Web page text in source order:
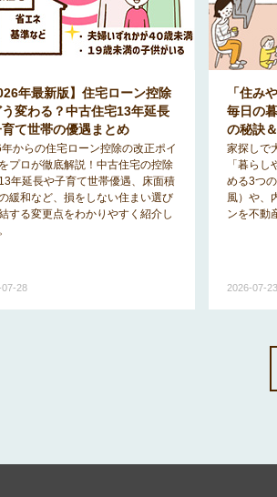
年最新版】住宅ローン控除
変わる？中古住宅13年延長
育て世帯の優遇まとめ
からの住宅ローン控除の改正ポイ
プロが徹底解説！中古住宅の控除
年延長や子育て世帯優遇、床面積
緩和など、損をしない住まい選び
する変更点をわかりやすく紹介し
28
「住み
毎日の
の秘訣
家探しで
「暮ら
める3つ
風）や、
ンを不動
2026-07-23